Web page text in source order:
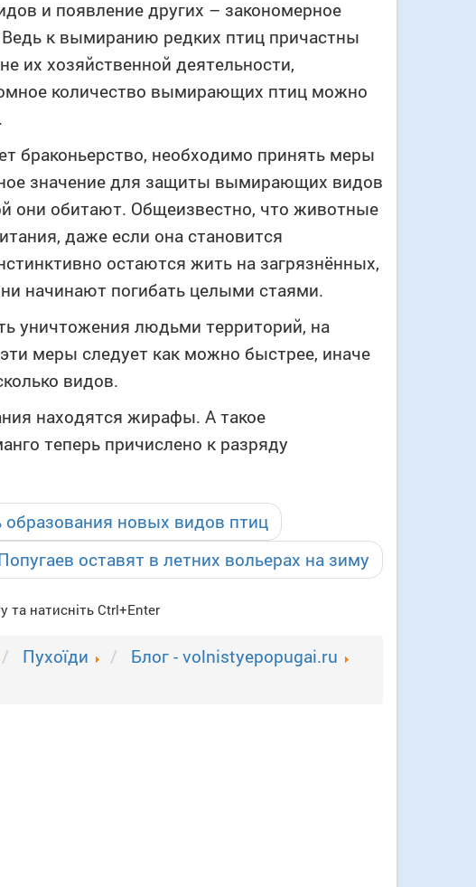
и появление других – закономерное
к вымиранию редких птиц причастны
их хозяйственной деятельности,
количество вымирающих птиц можно
браконьерство, необходимо принять меры
значение для защиты вымирающих видов
они обитают. Общеизвестно, что животные
даже если она становится
остаются жить на загрязнённых,
начинают погибать целыми стаями.
уничтожения людьми территорий, на
меры следует как можно быстрее, иначе
видов.
находятся жирафы. А такое
теперь причислено к разряду
образования новых видов птиц
оставят в летних вольерах на зиму
та натисніть Ctrl+Enter
Пухоїди
Блог - volnistyepopugai.ru